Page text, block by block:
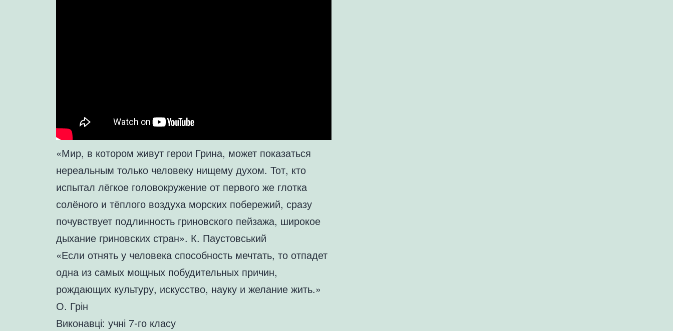
«Мир, в котором живут герои Грина, может показаться
нереальным только человеку нищему духом. Тот, кто
испытал лёгкое головокружение от первого же глотка
солёного и тёплого воздуха морских побережий, сразу
почувствует подлинность гриновского пейзажа, широкое
дыхание гриновских стран». К. Паустовський
«Если отнять у человека способность мечтать, то отпадет
одна из самых мощных побудительных причин,
рождающих культуру, искусство, науку и желание жить.»
О. Грін
Виконавці: учні 7-го класу